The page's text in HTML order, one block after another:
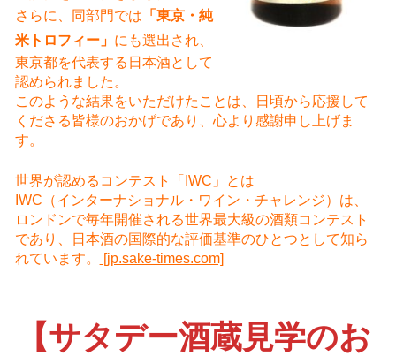
さらに、同部門では 「東京・純
米トロフィー」 にも選出され、
東京都を代表する日本酒として
認められました。
このような結果をいただけたことは、日頃から応援して
くださる皆様のおかげであり、心より感謝申し上げま
す。
世界が認めるコンテスト「IWC」とは
IWC（インターナショナル・ワイン・チャレンジ）は、
ロンドンで毎年開催される世界最大級の酒類コンテスト
であり、日本酒の国際的な評価基準のひとつとして知ら
れています。
[jp.sake-times.com]
【サタデー酒蔵見学のお